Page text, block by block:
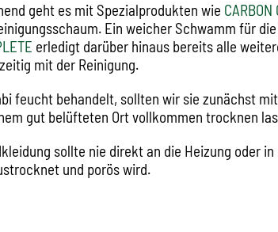
geht es mit Spezialprodukten wie CARBON
Ein weicher Schwamm für
erledigt darüber hinaus bereits alle
mit der Reinigung.
feucht behandelt, sollten wir sie zunächst
gut belüfteten Ort vollkommen trocknen
sollte nie direkt an die Heizung oder
und porös wird.